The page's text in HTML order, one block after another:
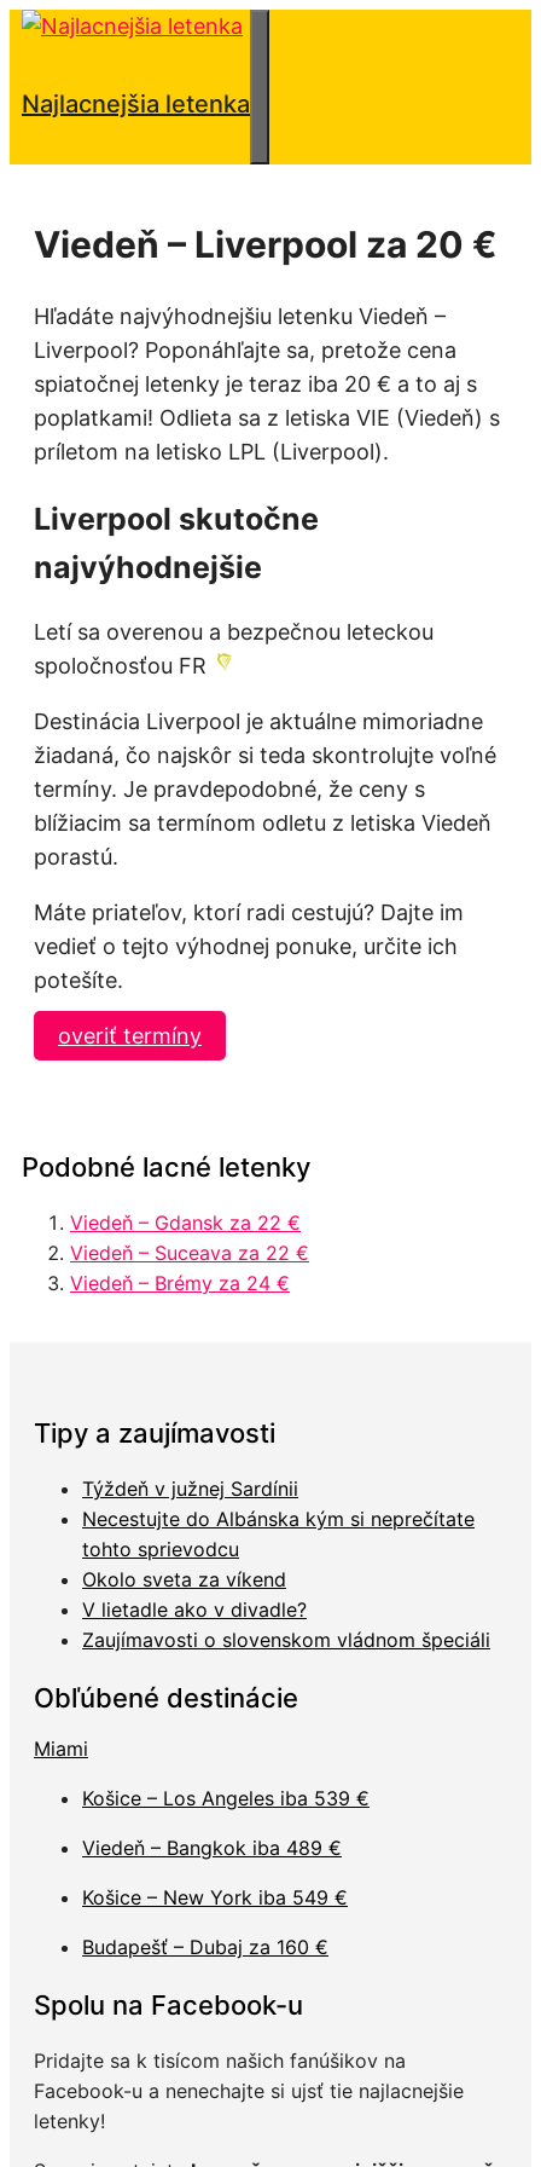
Preskočiť
obsah
Najlacnejšia letenka
Viedeň – Liverpool za 20 €
Hľadáte najvýhodnejšiu letenku Viedeň –
Liverpool? Poponáhľajte sa, pretože cena
spiatočnej letenky je teraz iba 20 € a to aj s
poplatkami! Odlieta sa z letiska VIE (Viedeň) s
príletom na letisko LPL (Liverpool).
Liverpool skutočne
najvýhodnejšie
Letí sa overenou a bezpečnou leteckou
spoločnosťou FR
Destinácia Liverpool je aktuálne mimoriadne
žiadaná, čo najskôr si teda skontrolujte voľné
termíny. Je pravdepodobné, že ceny s
blížiacim sa termínom odletu z letiska Viedeň
porastú.
Máte priateľov, ktorí radi cestujú? Dajte im
vedieť o tejto výhodnej ponuke, určite ich
potešíte.
overiť termíny
Podobné lacné letenky
Viedeň – Gdansk za 22 €
Viedeň – Suceava za 22 €
Viedeň – Brémy za 24 €
Tipy a zaujímavosti
Týždeň v južnej Sardínii
Necestujte do Albánska kým si neprečítate
tohto sprievodcu
Okolo sveta za víkend
V lietadle ako v divadle?
Zaujímavosti o slovenskom vládnom špeciáli
Obľúbené destinácie
Miami
Košice – Los Angeles iba 539 €
Viedeň – Bangkok iba 489 €
Košice – New York iba 549 €
Budapešť – Dubaj za 160 €
Spolu na Facebook-u
Pridajte sa k tisícom našich fanúšikov na
Facebook-u a nenechajte si ujsť tie najlacnejšie
letenky!